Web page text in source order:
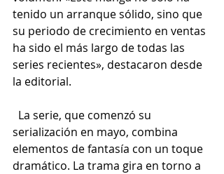
tenido un arranque sólido, sino que
su periodo de crecimiento en ventas
ha sido el más largo de todas las
series recientes», destacaron desde
la editorial.
La serie, que comenzó su
serialización en mayo, combina
elementos de fantasía con un toque
dramático. La trama gira en torno a